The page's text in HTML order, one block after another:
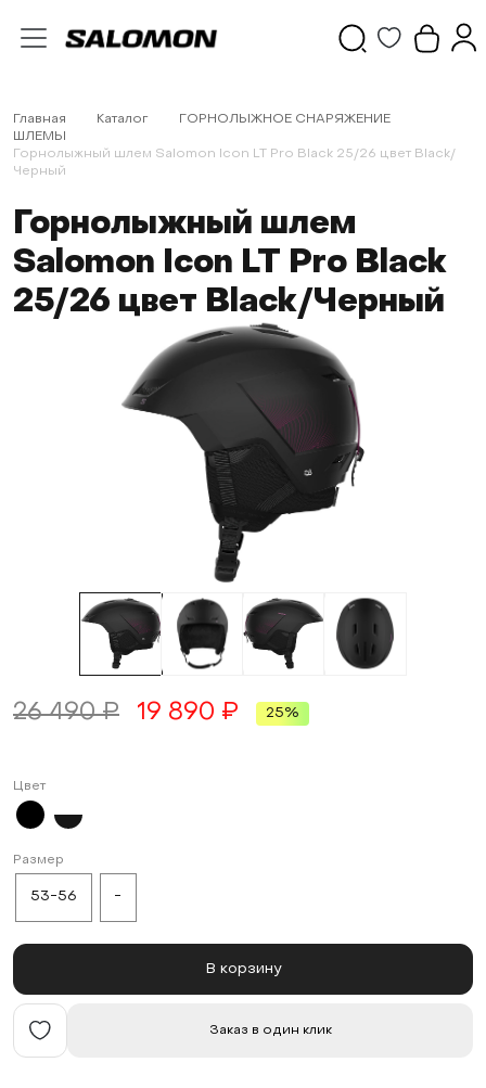
Главная Каталог
ГОРНОЛЫЖНОЕ СНАРЯЖЕНИЕ
ШЛЕМЫ
Горнолыжный шлем Salomon Icon LT Pro Black 25/26 цвет Black/
Черный
Горнолыжный шлем
Salomon Icon LT Pro Black
25/26 цвет Black/Черный
26 490 ₽ 19 890 ₽ 25%
Цвет
Размер
53-56 -
В корзину
Заказ в один клик